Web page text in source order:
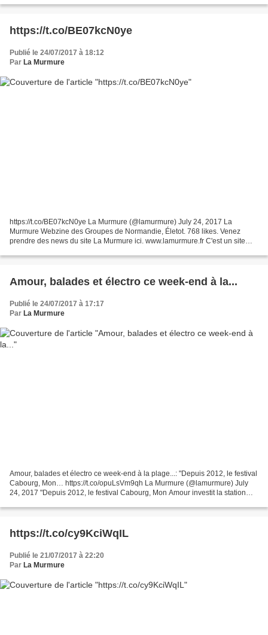
https://t.co/BE07kcN0ye
Publié le 24/07/2017 à 18:12
Par La Murmure
https://t.co/BE07kcN0ye La Murmure (@lamurmure) July 24, 2017 La
Murmure Webzine des Groupes de Normandie, Életot. 768 likes. Venez
prendre des news du site La Murmure ici. www.lamurmure.fr C'est un site
Amour, balades et électro ce week-end à la...
Publié le 24/07/2017 à 17:17
Par La Murmure
Amour, balades et électro ce week-end à la plage...: "Depuis 2012, le festival
Cabourg, Mon… https://t.co/opuLsVm9qh La Murmure (@lamurmure) July
24, 2017 "Depuis 2012, le festival Cabourg, Mon Amour investit la station
https://t.co/cy9KciWqIL
Publié le 21/07/2017 à 22:20
Par La Murmure